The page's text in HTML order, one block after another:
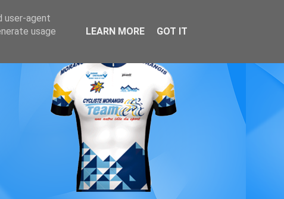
user-agent
usage
LEARN MORE GOT IT